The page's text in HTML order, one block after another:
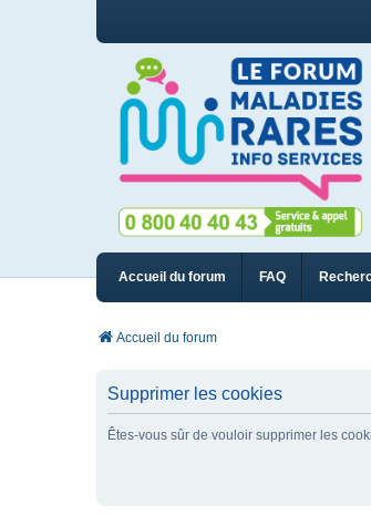
Accueil du forum FAQ
Accueil du forum
Supprimer les cookies
Êtes-vous sûr de vouloir supprimer les